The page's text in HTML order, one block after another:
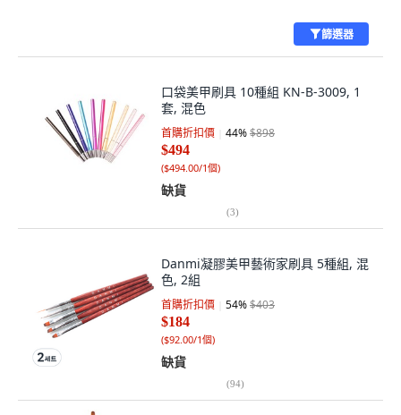
篩選器
口袋美甲刷具 10種組 KN-B-3009, 1
套, 混色
首購折扣價 44%$898
$494
($494.00/1個)
缺貨
(3)
Danmi凝膠美甲藝術家刷具 5種組, 混
色, 2組
首購折扣價 54%$403
$184
($92.00/1個)
缺貨
(94)